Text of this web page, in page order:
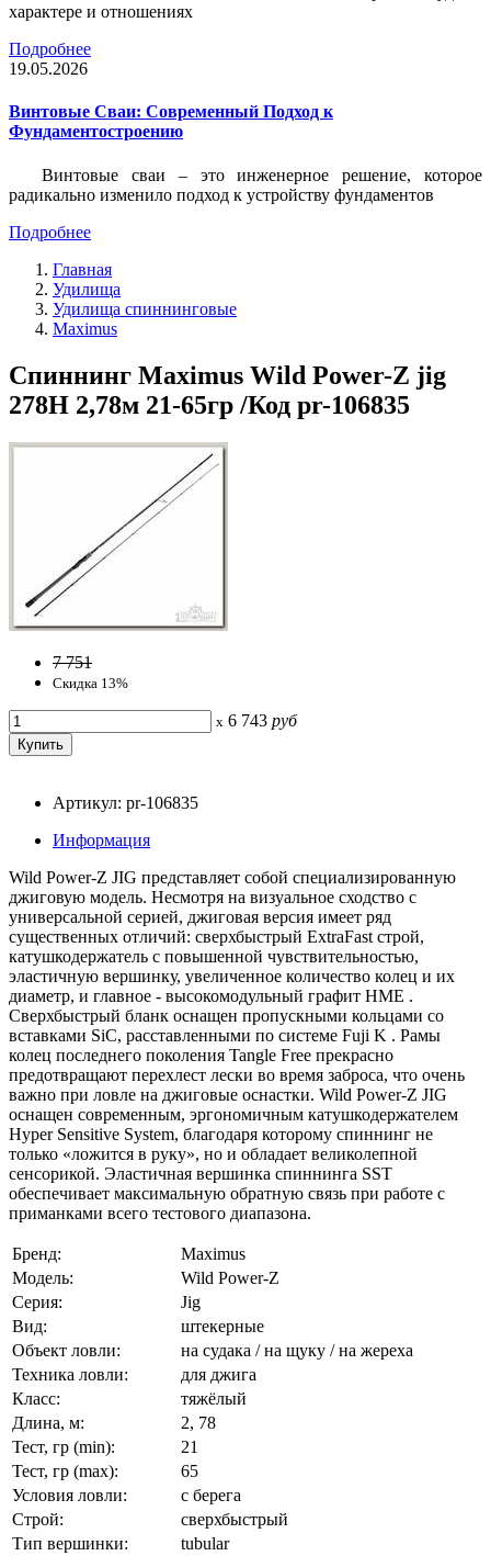
характере и отношениях
Подробнее
19.05.2026
Винтовые Сваи: Современный Подход к
Фундаментостроению
Винтовые сваи – это инженерное решение, которое
радикально изменило подход к устройству фундаментов
Подробнее
Главная
Удилища
Удилища спиннинговые
Maximus
Спиннинг Maximus Wild Power-Z jig
278H 2,78м 21-65гр /Код pr-106835
7 751
Скидка 13%
x 6 743 руб
Артикул: pr-106835
Информация
Wild Power-Z JIG представляет собой специализированную
джиговую модель. Несмотря на визуальное сходство с
универсальной серией, джиговая версия имеет ряд
существенных отличий: сверхбыстрый ExtraFast строй,
катушкодержатель с повышенной чувствительностью,
эластичную вершинку, увеличенное количество колец и их
диаметр, и главное - высокомодульный графит HME .
Сверхбыстрый бланк оснащен пропускными кольцами со
вставками SiC, расставленными по системе Fuji K . Рамы
колец последнего поколения Tangle Free прекрасно
предотвращают перехлест лески во время заброса, что очень
важно при ловле на джиговые оснастки. Wild Power-Z JIG
оснащен современным, эргономичным катушкодержателем
Hyper Sensitive System, благодаря которому спиннинг не
только «ложится в руку», но и обладает великолепной
сенсорикой. Эластичная вершинка спиннинга SST
обеспечивает максимальную обратную связь при работе с
приманками всего тестового диапазона.
Бренд:
Maximus
Модель:
Wild Power-Z
Серия:
Jig
Вид:
штекерные
Объект ловли:
на судака / на щуку / на жереха
Техника ловли:
для джига
Класс:
тяжёлый
Длина, м:
2, 78
Тест, гр (min):
21
Тест, гр (max):
65
Условия ловли:
с берега
Строй:
сверхбыстрый
Тип вершинки:
tubular